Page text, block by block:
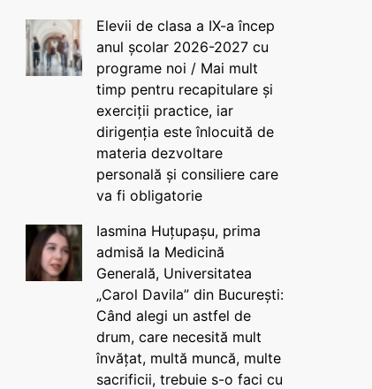
Elevii de clasa a IX-a încep
anul școlar 2026-2027 cu
programe noi / Mai mult
timp pentru recapitulare și
exerciții practice, iar
dirigenția este înlocuită de
materia dezvoltare
personală și consiliere care
va fi obligatorie
Iasmina Huțupașu, prima
admisă la Medicină
Generală, Universitatea
„Carol Davila” din București:
Când alegi un astfel de
drum, care necesită mult
învățat, multă muncă, multe
sacrificii, trebuie s-o faci cu